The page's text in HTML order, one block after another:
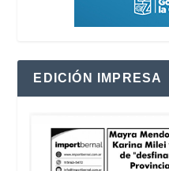
EDICIÓN IMPRESA